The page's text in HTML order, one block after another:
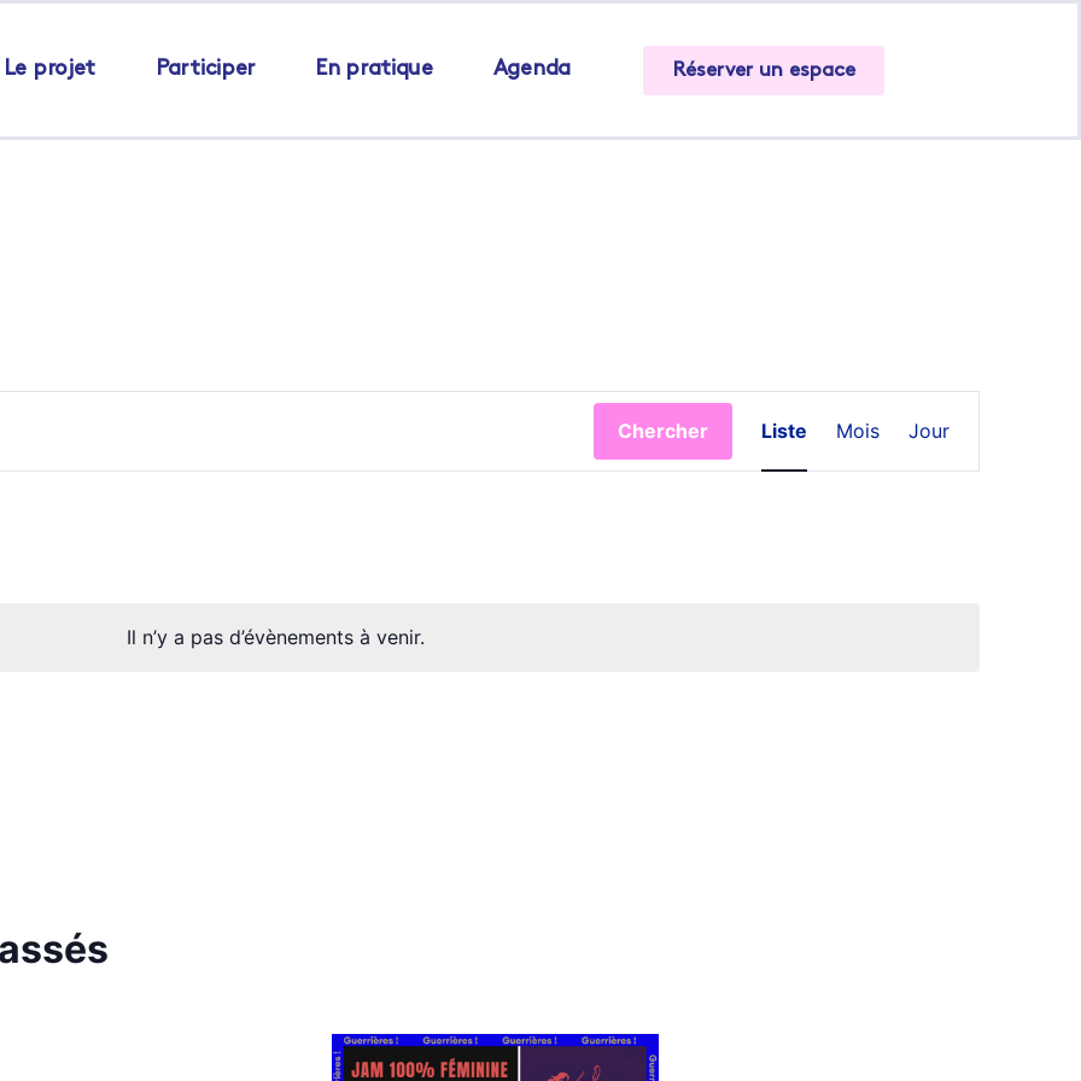
Le projet Participer En pratique Agenda Réserver un espace
Il n’y a pas d’évènements à venir.
Chercher
de
Liste Mois Jour